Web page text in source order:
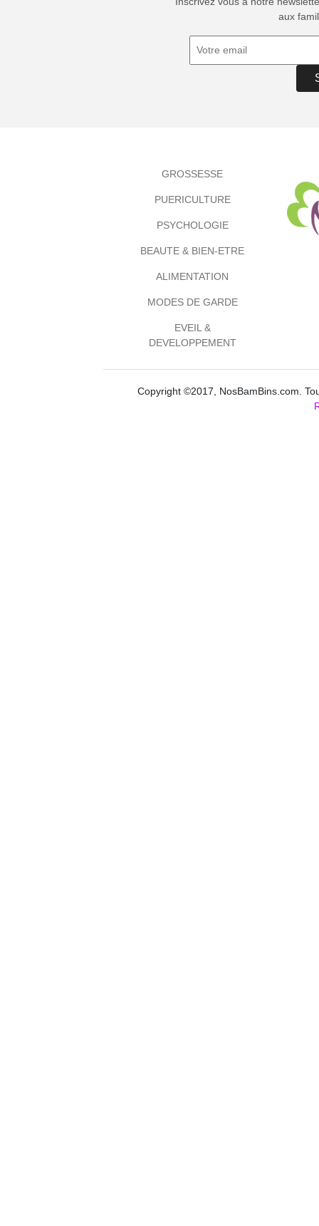
aux
GROSSESSE
PUERICULTURE
PSYCHOLOGIE
BEAUTE & BIEN-ETRE
ALIMENTATION
MODES DE GARDE
EVEIL &
DEVELOPPEMENT
Copyright ©2017, NosBamBins.com.